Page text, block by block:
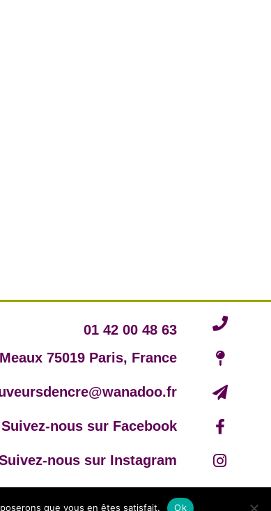
01 42 00 48 63
75019 Paris, France
Suivez-nous sur Facebook
nous sur Instagram
que vous en êtes satisfait. Ok